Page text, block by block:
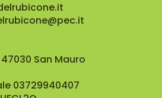
San Mauro
03729940407